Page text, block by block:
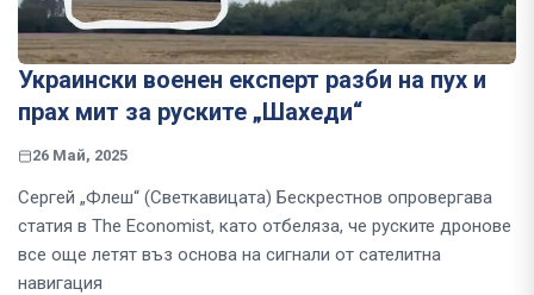
Украински военен експерт разби на пух и
прах мит за руските „Шахеди“
26 Май, 2025
Сергей „Флеш“ (Светкавицата) Бескрестнов опровергава
статия в The Economist, като отбеляза, че руските дронове
все още летят въз основа на сигнали от сателитна
навигация